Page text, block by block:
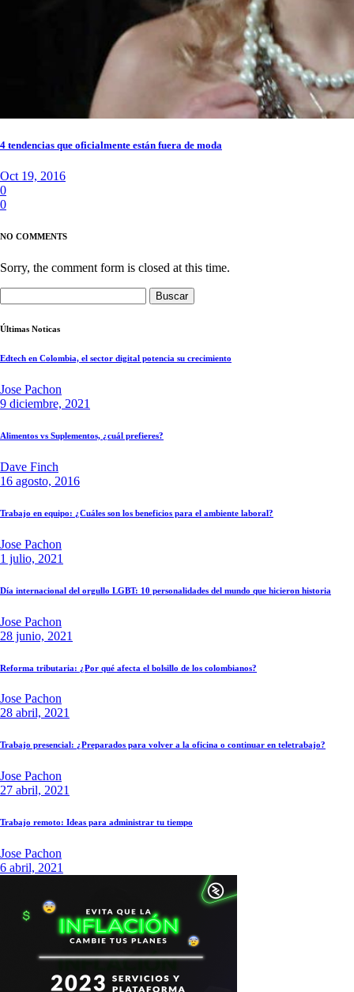
4 tendencias que oficialmente están fuera de moda
Oct 19, 2016
0
0
NO COMMENTS
Sorry, the comment form is closed at this time.
Últimas Noticas
Edtech en Colombia, el sector digital potencia su crecimiento
Jose Pachon
9 diciembre, 2021
Alimentos vs Suplementos, ¿cuál prefieres?
Dave Finch
16 agosto, 2016
Trabajo en equipo: ¿Cuáles son los beneficios para el ambiente laboral?
Jose Pachon
1 julio, 2021
Día internacional del orgullo LGBT: 10 personalidades del mundo que hicieron historia
Jose Pachon
28 junio, 2021
Reforma tributaria: ¿Por qué afecta el bolsillo de los colombianos?
Jose Pachon
28 abril, 2021
Trabajo presencial: ¿Preparados para volver a la oficina o continuar en teletrabajo?
Jose Pachon
27 abril, 2021
Trabajo remoto: Ideas para administrar tu tiempo
Jose Pachon
6 abril, 2021